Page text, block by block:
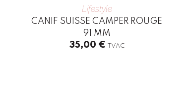
Lifestyle
CANIF SUISSE CAMPER ROUGE
91 MM
35,00 € TVAC